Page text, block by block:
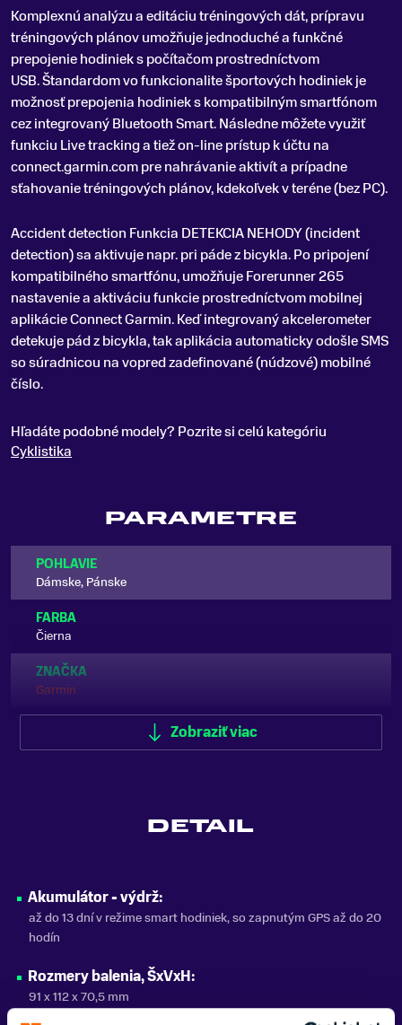
Komplexnú analýzu a editáciu tréningových dát, prípravu
tréningových plánov umožňuje jednoduché a funkčné
prepojenie hodiniek s počítačom prostredníctvom
USB. Štandardom vo funkcionalite športových hodiniek je
možnosť prepojenia hodiniek s kompatibilným smartfónom
cez integrovaný Bluetooth Smart. Následne môžete využiť
funkciu Live tracking a tiež on-line prístup k účtu na
connect.garmin.com pre nahrávanie aktivít a prípadne
sťahovanie tréningových plánov, kdekoľvek v teréne (bez PC).
Accident detection Funkcia DETEKCIA NEHODY (incident
detection) sa aktivuje napr. pri páde z bicykla. Po pripojení
kompatibilného smartfónu, umožňuje Forerunner 265
nastavenie a aktiváciu funkcie prostredníctvom mobilnej
aplikácie Connect Garmin. Keď integrovaný akcelerometer
detekuje pád z bicykla, tak aplikácia automaticky odošle SMS
so súradnicou na vopred zadefinované (núdzové) mobilné
číslo.
Hľadáte podobné modely? Pozrite si celú kategóriu
Cyklistika
PARAMETRE
POHLAVIE
Dámske, Pánske
FARBA
Čierna
ZNAČKA
Garmin
Zobraziť menej
Zobraziť viac
DETAIL
Akumulátor - výdrž:
až do 13 dní v režime smart hodiniek, so zapnutým GPS až do 20
hodín
Rozmery balenia, ŠxVxH:
91 x 112 x 70,5 mm